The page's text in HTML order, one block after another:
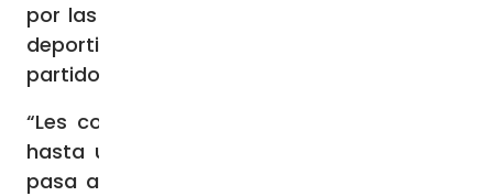
por las cámaras de un conocido programa
deportivo cuando iba a disfrutar de un
partido y se hizo viral.
“Les conté cómo a veces te piden incluso
hasta una confesión por la calle, como le
pasa a muchos sacerdotes, y, sobre todo,